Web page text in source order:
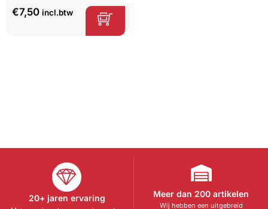
d4.68op
5
€7,50 incl.btw
20+ jaren ervaring Meer dan 200 artikelen
Wij hebben een uitgebreid